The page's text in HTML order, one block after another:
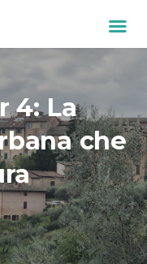
4: La
che